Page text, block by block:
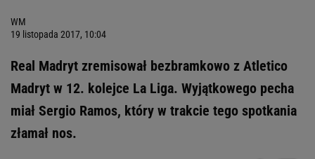
WM
19 listopada 2017, 10:04
Real Madryt zremisował bezbramkowo z Atletico
Madryt w 12. kolejce La Liga. Wyjątkowego pecha
miał Sergio Ramos, który w trakcie tego spotkania
złamał nos.